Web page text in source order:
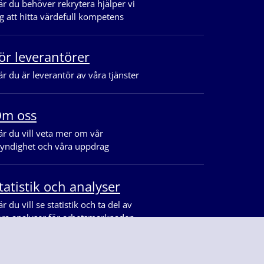
du behöver rekrytera hjälper vi
att hitta värdefull kompetens
leverantörer
du är leverantör av våra tjänster
oss
du vill veta mer om vår
och våra uppdrag
och analyser
du vill se statistik och ta del av
analyser för arbetsmarknaden